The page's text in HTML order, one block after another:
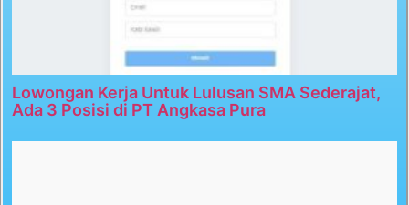
Lowongan Kerja Untuk Lulusan SMA Sederajat,
Ada 3 Posisi di PT Angkasa Pura